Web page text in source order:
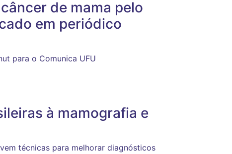
de mama pelo
em periódico
para o Comunica UFU
à mamografia e
técnicas para melhorar diagnósticos